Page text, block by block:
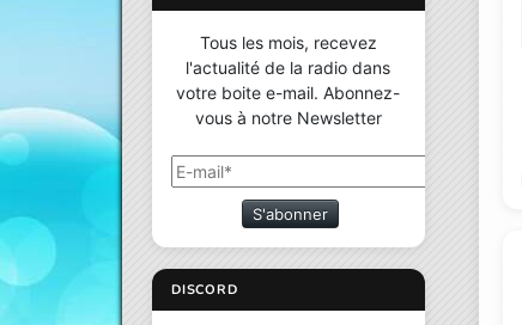
Tous les mois, recevez
l'actualité de la radio dans
votre boite e-mail. Abonnez-
vous à notre Newsletter
S'abonner
DISCORD